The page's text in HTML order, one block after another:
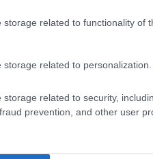
related to functionality of
related to personalization.
related to security,
prevention, and other user